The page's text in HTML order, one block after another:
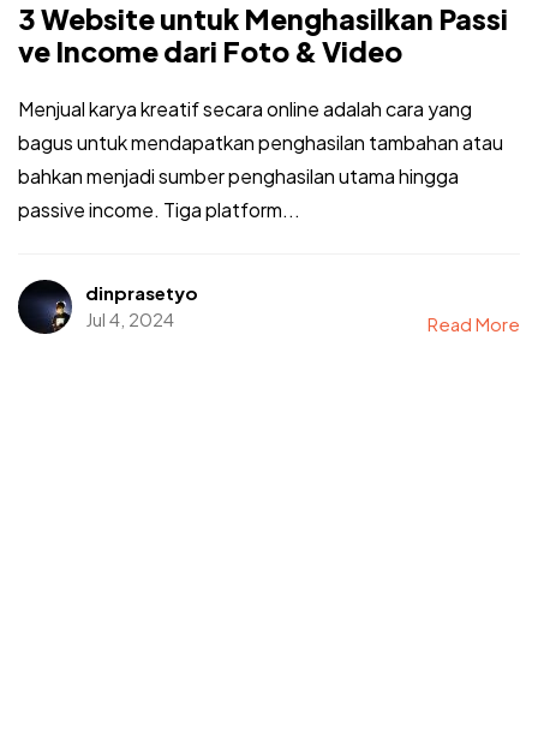
3 Website untuk Menghasilkan Passi
ve Income dari Foto & Video
Menjual karya kreatif secara online adalah cara yang
bagus untuk mendapatkan penghasilan tambahan atau
bahkan menjadi sumber penghasilan utama hingga
passive income. Tiga platform...
dinprasetyo
Jul 4, 2024
Read More